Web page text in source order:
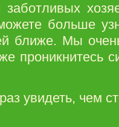
заботливых
больше
ближе. Мы
проникнитесь
увидеть, чем